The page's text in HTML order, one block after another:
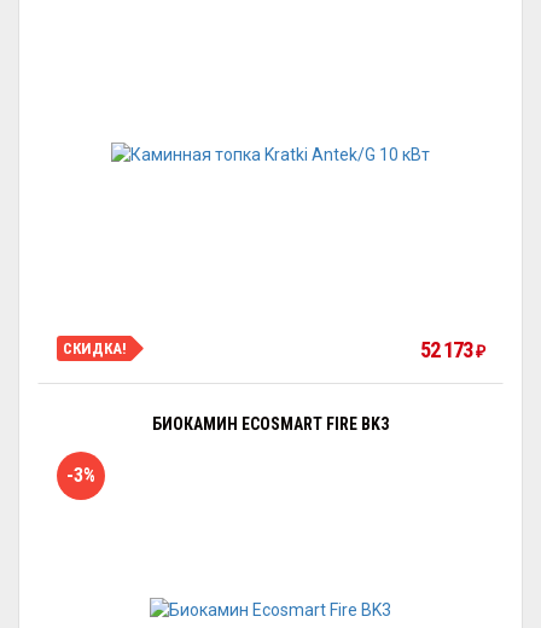
СКИДКА! 52 173 ₽
БИОКАМИН ECOSMART FIRE BK3
-3%